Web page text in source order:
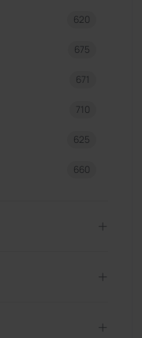
620
675
671
710
625
660